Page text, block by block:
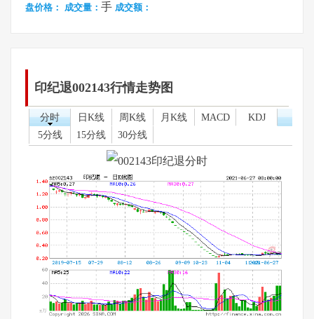
盘价格： 成交量： 手 成交额：
印纪退002143行情走势图
分时 日K线 周K线 月K线 MACD
KDJ
5分线
15分线 30分线